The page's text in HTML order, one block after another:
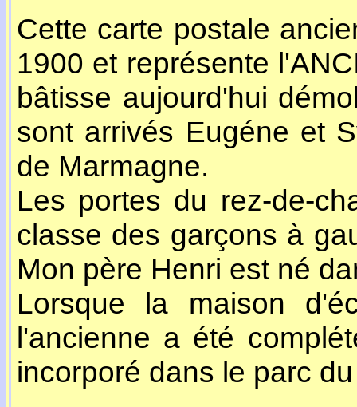
Cette carte postale
1900 et représente
bâtisse aujourd'hui
sont arrivés Eugéne et
de Marmagne.
Les portes du rez-de-
classe des garçons à
Mon père Henri est né
Lorsque la maison
l'ancienne a été
incorporé dans le parc